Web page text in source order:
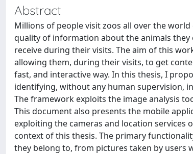
Abstract
Millions of people visit zoos all over the
quality of information about the animals
receive during their visits. The aim of this
allowing them, during their visits, to get
fast, and interactive way. In this thesis, I
identifying, without any human supervision,
The framework exploits the image analysis
This document also presents the mobile
exploiting the cameras and location
context of this thesis. The primary
they belong to, from pictures taken by users